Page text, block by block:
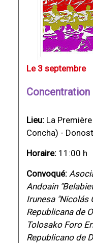
Le 3 septembre
Concentration
Lieu: La
Concha) -
Horaire: 11:00 h
Convoqué:
Andoain
Irunesa "Nicolás
Republicana de
Tolosako Foro
Republicano de